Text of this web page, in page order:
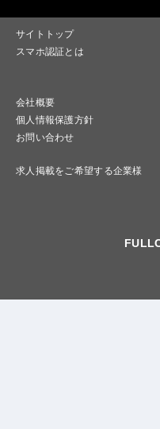
サイトトップ
スマホ認証とは
会社概要
個人情報保護方針
お問い合わせ
求人掲載をご希望する企業様